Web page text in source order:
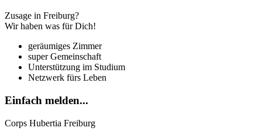
Zusage in Freiburg?
Wir haben was für Dich!
geräumiges Zimmer
super Gemeinschaft
Unterstützung im Studium
Netzwerk fürs Leben
Einfach melden...
Corps Hubertia Freiburg